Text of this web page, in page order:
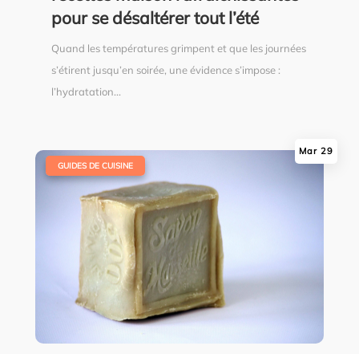
pour se désaltérer tout l’été
Quand les températures grimpent et que les journées
s’étirent jusqu’en soirée, une évidence s’impose :
l’hydratation...
Mar 29
GUIDES DE CUISINE